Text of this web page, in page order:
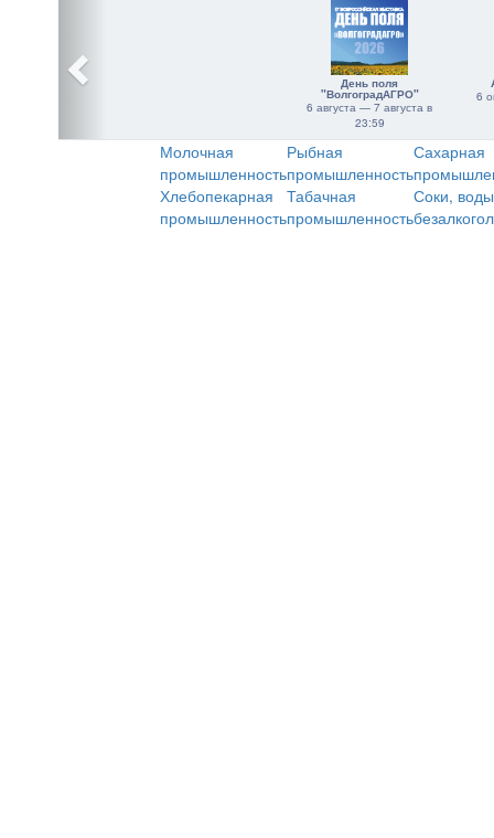
День поля
"ВолгоградАГРО"
6 августа — 7 августа в
23:59
6
Молочная
промышленность
Рыбная
промышленность
Сахарная
Хлебопекарная
промышленность
Табачная
промышленность
Соки,